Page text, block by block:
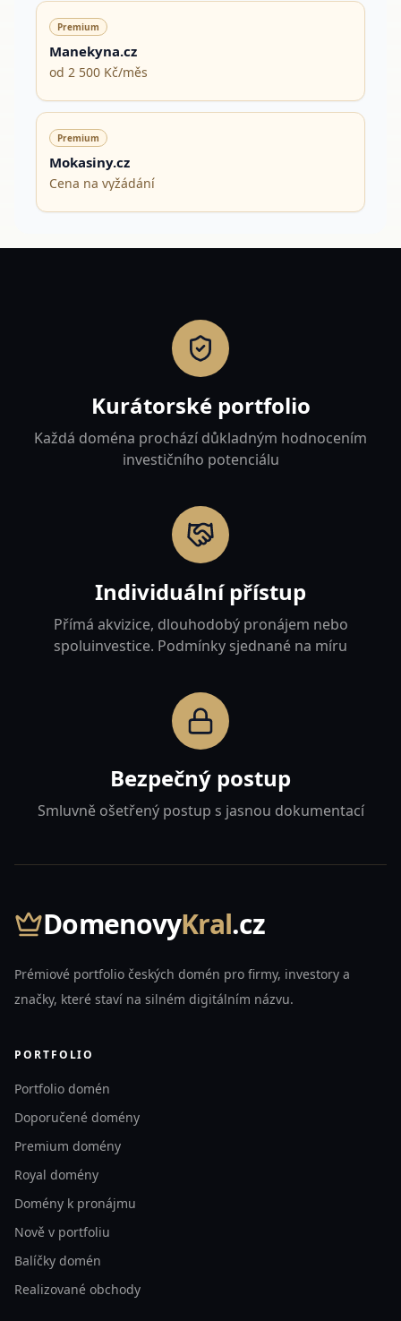
Premium
Manekyna.cz
od 2 500 Kč/měs
Premium
Mokasiny.cz
Cena na vyžádání
Kurátorské portfolio
Každá doména prochází důkladným hodnocením
investičního potenciálu
Individuální přístup
Přímá akvizice, dlouhodobý pronájem nebo
spoluinvestice. Podmínky sjednané na míru
Bezpečný postup
Smluvně ošetřený postup s jasnou dokumentací
DomenovyKral.cz
Prémiové portfolio českých domén pro firmy, investory a
značky, které staví na silném digitálním názvu.
PORTFOLIO
Portfolio domén
Doporučené domény
Premium domény
Royal domény
Domény k pronájmu
Nově v portfoliu
Balíčky domén
Realizované obchody